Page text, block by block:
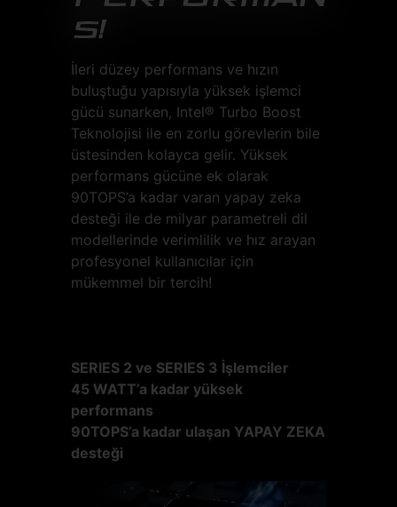
s!
İleri düzey performans ve hızın
buluştuğu yapısıyla yüksek işlemci
gücü sunarken, Intel® Turbo Boost
Teknolojisi ile en zorlu görevlerin bile
üstesinden kolayca gelir. Yüksek
performans gücüne ek olarak
90TOPS’a kadar varan yapay zeka
desteği ile de milyar parametreli dil
modellerinde verimlilik ve hız arayan
profesyonel kullanıcılar için
mükemmel bir tercih!
SERIES 2 ve SERIES 3 İşlemciler
45 WATT’a kadar yüksek
performans
90TOPS’a kadar ulaşan YAPAY ZEKA
desteği